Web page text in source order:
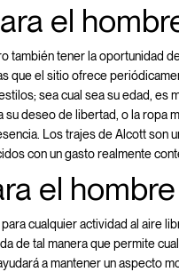
el
también tener la oportunidad
que el sitio ofrece
sea ​​cual sea su edad, es
deseo de libertad, o la ropa
Los trajes de Alcott son
con un gasto realmente
el hombre
cualquier actividad al aire
de tal manera que permite
a mantener un aspecto